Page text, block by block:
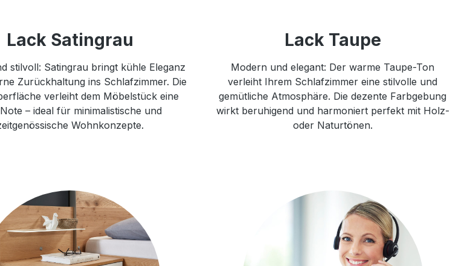
Lack Satingrau
stilvoll: Satingrau bringt kühle Eleganz
Zurückhaltung ins Schlafzimmer. Die
verleiht dem Möbelstück eine
– ideal für minimalistische und
Wohnkonzepte.
Lack Taupe
Modern und elegant: Der warme Taupe-Ton
verleiht Ihrem Schlafzimmer eine stilvolle und
gemütliche Atmosphäre. Die dezente Farbgebung
wirkt beruhigend und harmoniert perfekt mit Holz-
oder Naturtönen.